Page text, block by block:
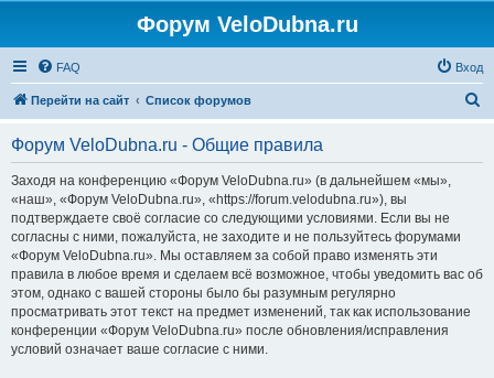
Форум VeloDubna.ru
FAQ Вход
Перейти на сайт Список форумов
Форум VeloDubna.ru - Общие правила
Заходя на конференцию «Форум VeloDubna.ru» (в дальнейшем «мы»,
«наш», «Форум VeloDubna.ru», «https://forum.velodubna.ru»), вы
подтверждаете своё согласие со следующими условиями. Если вы не
согласны с ними, пожалуйста, не заходите и не пользуйтесь форумами
«Форум VeloDubna.ru». Мы оставляем за собой право изменять эти
правила в любое время и сделаем всё возможное, чтобы уведомить вас об
этом, однако с вашей стороны было бы разумным регулярно
просматривать этот текст на предмет изменений, так как использование
конференции «Форум VeloDubna.ru» после обновления/исправления
условий означает ваше согласие с ними.